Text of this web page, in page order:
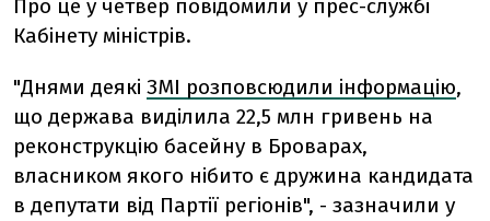
Про це у четвер повідомили у прес-службі
Кабінету міністрів.
"Днями деякі ЗМІ розповсюдили інформацію,
що держава виділила 22,5 млн гривень на
реконструкцію басейну в Броварах,
власником якого нібито є дружина кандидата
в депутати від Партії регіонів", - зазначили у